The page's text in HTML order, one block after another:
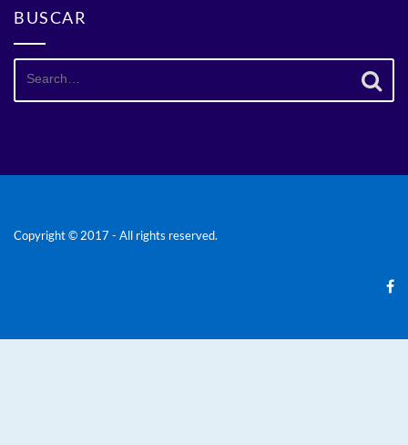
BUSCAR
Search
Copyright © 2017 - All rights reserved.